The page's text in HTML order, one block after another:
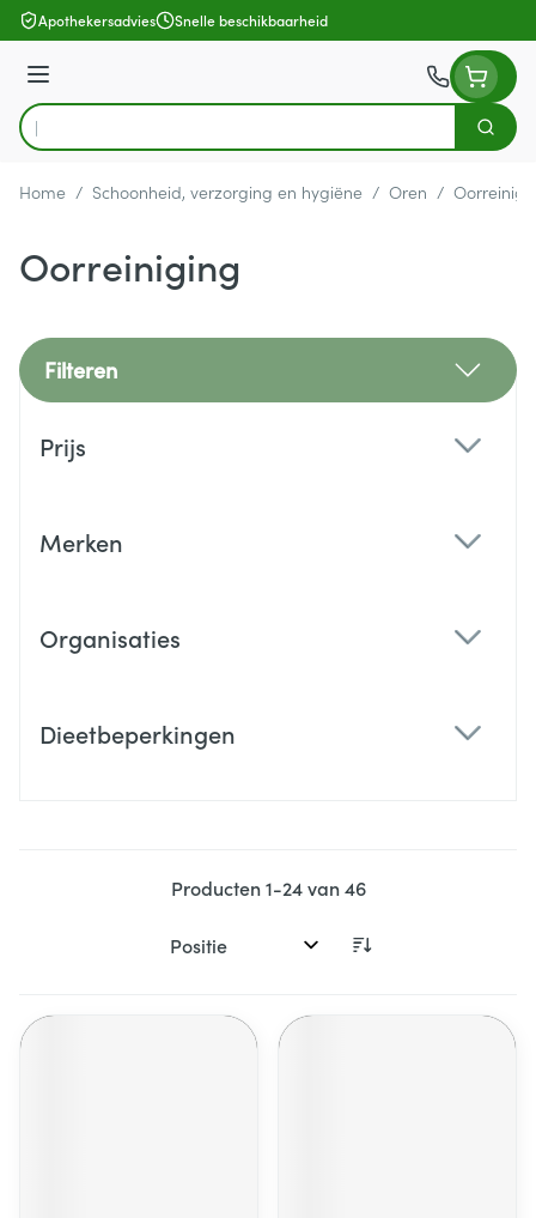
Ga naar de inhoud
Apothekersadvies Snelle beschikbaarheid
Menu
Product, merk, categorie...
Zoek
Home / Schoonheid, verzorging en hygiëne / Oren /
Oorreiniging
Filteren
Prijs
Merken
Organisaties
Dieetbeperkingen
Producten1-24van46
Sorteer op: